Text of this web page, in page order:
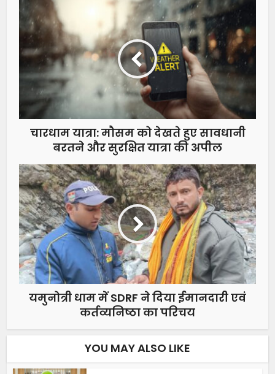
चारधाम यात्रा: मौसम को देखते हुए सावधानी
बरतने और सुरक्षित यात्रा की अपील
यमुनोत्री धाम में SDRF ने दिया ईमानदारी एवं
कर्तव्यनिष्ठा का परिचय
YOU MAY ALSO LIKE